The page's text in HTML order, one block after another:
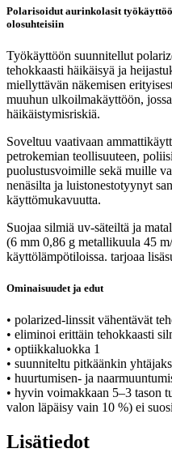
Polarisoidut aurinkolasit
olosuhteisiin
Työkäyttöön suunnitellut
tehokkaasti häikäisyä ja
miellyttävän näkemisen
muuhun ulkoilmakäyttöön,
häikäistymisriskiä.
Soveltuu vaativaan
petrokemian teollisuuteen,
puolustusvoimille sekä muille
nenäsilta ja luistonestotyynyt
käyttömukavuutta.
Suojaa silmiä uv-säteiltä ja
(6 mm 0,86 g metallikuula 45
käyttölämpötiloissa. tarjoaa
Ominaisuudet ja edut
• polarized-linssit vähentävät
• eliminoi erittäin tehokkaasti
• optiikkaluokka 1
• suunniteltu pitkäänkin
• huurtumisen- ja
• hyvin voimakkaan 5–3 tason
valon läpäisy vain 10 %) ei
Lisätiedot